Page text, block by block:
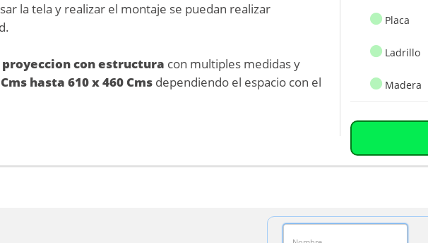
la tela y realizar el montaje se puedan realizar
con estructura con multiples medidas y
hasta 610 x 460 Cms dependiendo el espacio con el
Placa
Ladrillo
Madera